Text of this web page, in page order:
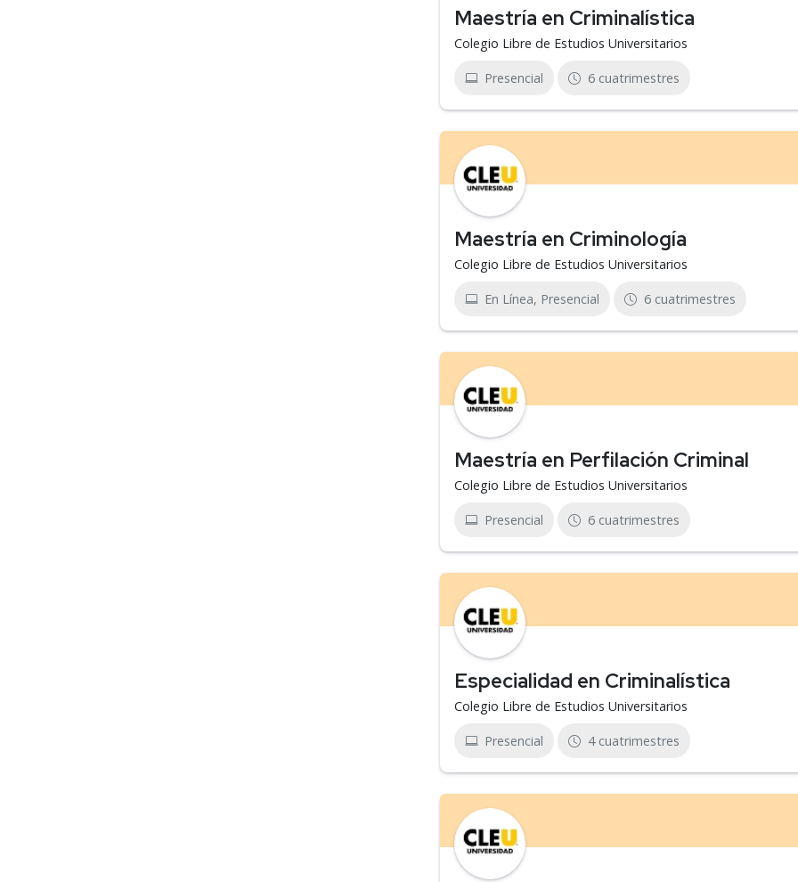
Maestría en Criminalística
Colegio Libre de Estudios Universitarios
Presencial 6 cuatrimestres
Maestría en Criminología
Colegio Libre de Estudios Universitarios
En Línea, Presencial 6 cuatrimestres
Maestría en Perfilación Criminal
Colegio Libre de Estudios Universitarios
Presencial 6 cuatrimestres
Especialidad en Criminalística
Colegio Libre de Estudios Universitarios
Presencial 4 cuatrimestres